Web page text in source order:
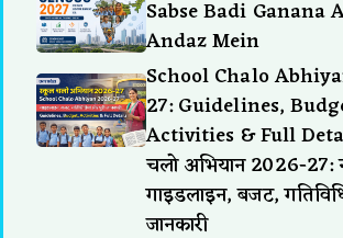
Sabse Badi Ganana
Andaz Mein
School Chalo
27: Guidelines,
Activities & Full
चलो अभियान 2026-27:
गाइडलाइन, बजट,
जानकारी